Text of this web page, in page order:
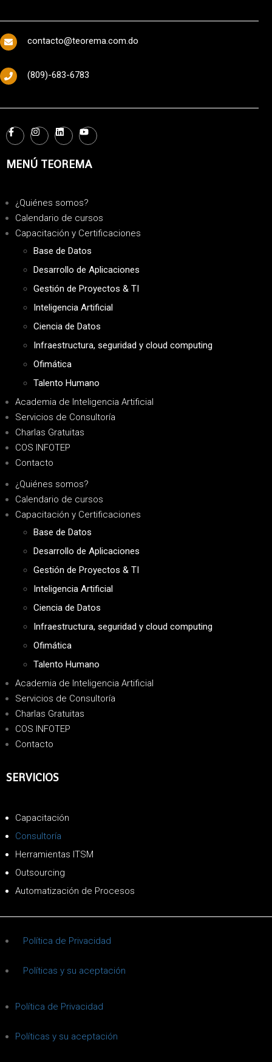
contacto@teorema.com.do
(809)-683-6783
MENÚ TEOREMA
¿Quiénes somos?
Calendario de cursos
Capacitación y Certificaciones
Base de Datos
Desarrollo de Aplicaciones
Gestión de Proyectos & TI
Inteligencia Artificial
Ciencia de Datos
Infraestructura, seguridad y cloud computing
Ofimática
Talento Humano
Academia de Inteligencia Artificial
Servicios de Consultoría
Charlas Gratuitas
COS INFOTEP
Contacto
¿Quiénes somos?
Calendario de cursos
Capacitación y Certificaciones
Base de Datos
Desarrollo de Aplicaciones
Gestión de Proyectos & TI
Inteligencia Artificial
Ciencia de Datos
Infraestructura, seguridad y cloud computing
Ofimática
Talento Humano
Academia de Inteligencia Artificial
Servicios de Consultoría
Charlas Gratuitas
COS INFOTEP
Contacto
SERVICIOS
Capacitación
Consultoría
Herramientas ITSM
Outsourcing
Automatización de Procesos
Política de Privacidad
Políticas y su aceptación
Política de Privacidad
Políticas y su aceptación